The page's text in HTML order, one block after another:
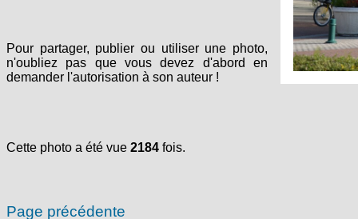
Pour partager, publier ou utiliser une photo,
n'oubliez pas que vous devez d'abord en
demander l'autorisation à son auteur !
Cette photo a été vue 2184 fois.
Page précédente